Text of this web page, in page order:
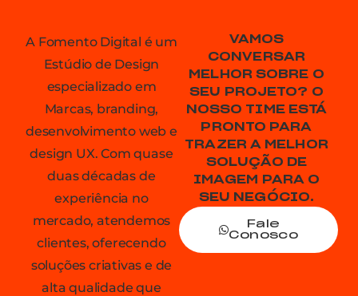
A Fomento Digital é um
Estúdio de Design
especializado em
Marcas, branding,
desenvolvimento web e
design UX. Com quase
duas décadas de
experiência no
mercado, atendemos
clientes, oferecendo
soluções criativas e de
alta qualidade que
VAMOS
CONVERSAR
MELHOR SOBRE O
SEU PROJETO? O
NOSSO TIME ESTÁ
PRONTO PARA
TRAZER A MELHOR
SOLUÇÃO DE
IMAGEM PARA O
SEU NEGÓCIO.
Fale
Conosco